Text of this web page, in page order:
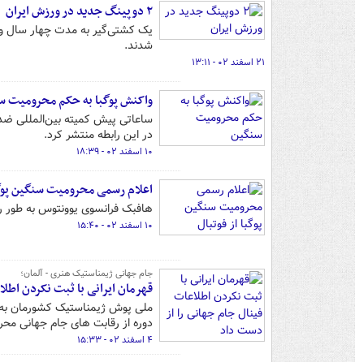
۲ دوپینگ جدید در ورزش ایران
یک کشتی‌گیر به مدت چهار سال
شدند.
۲۱ اسفند ۰۲ - ۱۳:۱۱
واکنش پوگبا به حکم محرومیت
در این رابطه منتشر کرد.
۱۰ اسفند ۰۲ - ۱۸:۳۹
اعلام رسمی محرومیت سنگین
هافبک فرانسوی یوونتوس به
۱۰ اسفند ۰۲ - ۱۵:۴۰
جام جهانی ژیمناستیک هنری - آلمان؛
قهرمان ایرانی با ثبت نکردن
ملی پوش ژیمناستیک کشورمان به
دوره از رقابت های جام جهانی
۴ اسفند ۰۲ - ۱۵:۳۳